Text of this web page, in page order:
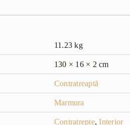
11.23 kg
130 × 16 × 2 cm
Contratreaptă
Marmura
Contratrepte,Interior